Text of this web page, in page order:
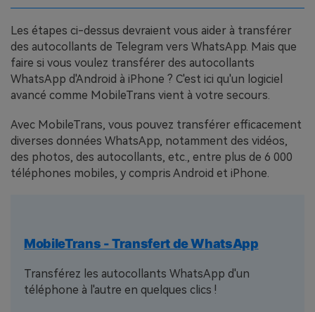
Les étapes ci-dessus devraient vous aider à transférer
des autocollants de Telegram vers WhatsApp. Mais que
faire si vous voulez transférer des autocollants
WhatsApp d'Android à iPhone ? C'est ici qu'un logiciel
avancé comme MobileTrans vient à votre secours.
Avec MobileTrans, vous pouvez transférer efficacement
diverses données WhatsApp, notamment des vidéos,
des photos, des autocollants, etc., entre plus de 6 000
téléphones mobiles, y compris Android et iPhone.
MobileTrans - Transfert de WhatsApp
Transférez les autocollants WhatsApp d'un
téléphone à l'autre en quelques clics !